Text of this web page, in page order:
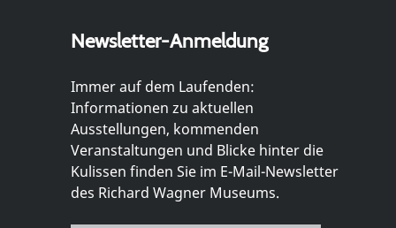
Newsletter-Anmeldung
Immer auf dem Laufenden:
Informationen zu aktuellen
Ausstellungen, kommenden
Veranstaltungen und Blicke hinter die
Kulissen finden Sie im E-Mail-Newsletter
des Richard Wagner Museums.